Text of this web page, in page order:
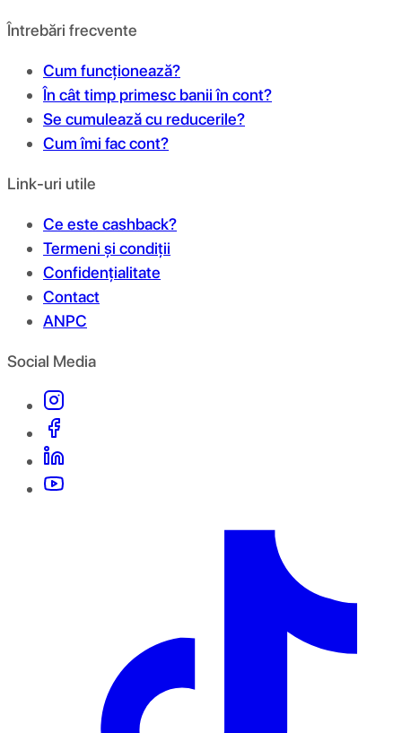
Întrebări frecvente
Cum funcționează?
În cât timp primesc banii în cont?
Se cumulează cu reducerile?
Cum îmi fac cont?
Link-uri utile
Ce este cashback?
Termeni și condiții
Confidențialitate
Contact
ANPC
Social Media